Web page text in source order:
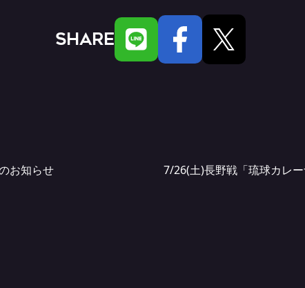
SHARE
お知らせ 7/26(土)長野戦「琉球カレ